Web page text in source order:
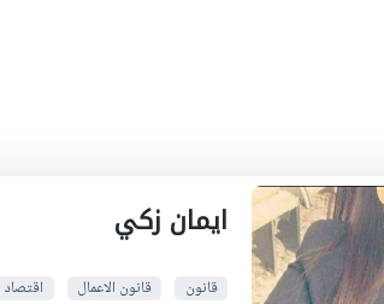
ايمان زكي
قانون قانون الاعمال اقتصاد